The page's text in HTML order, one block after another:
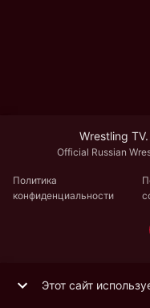
Wrestling
Official Russian
Политика
конфиденциальности
Этот сайт